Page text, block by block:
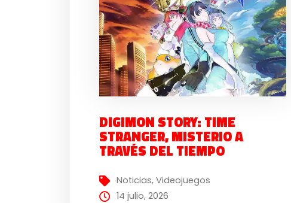
DIGIMON STORY: TIME
STRANGER, MISTERIO A
TRAVÉS DEL TIEMPO
Noticias,Videojuegos
14 julio, 2026